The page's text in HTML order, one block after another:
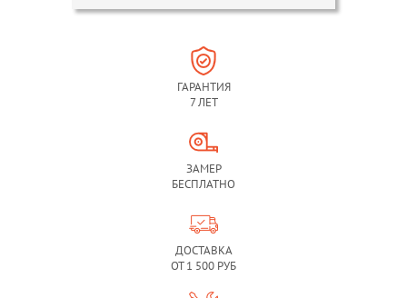
ГАРАНТИЯ
7 ЛЕТ
ЗАМЕР
БЕСПЛАТНО
ДОСТАВКА
ОТ 1 500 РУБ